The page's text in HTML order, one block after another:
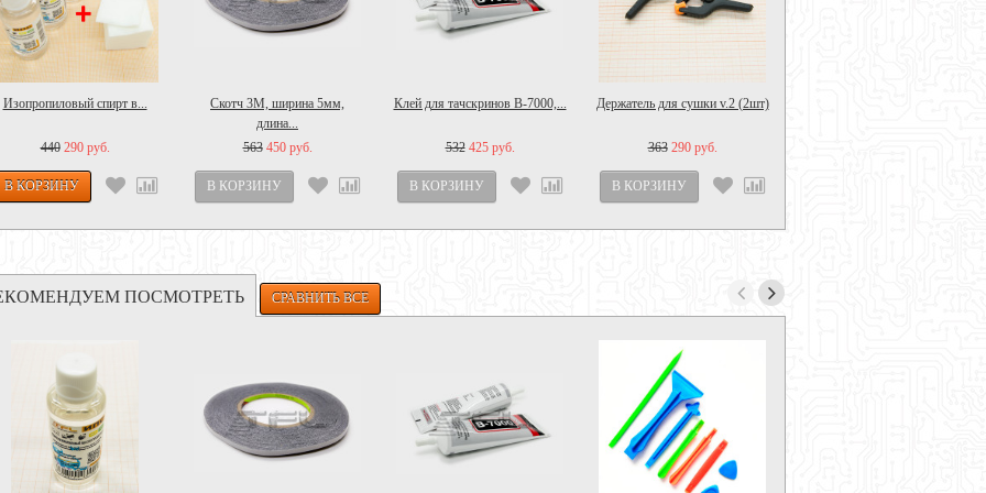
Изопропиловый спирт в...
440 290 руб.
Скотч 3M, ширина 5мм,
длина...
563 450 руб.
Клей для тачскринов B-7000,...
532 425 руб.
Держатель для сушки v.2 (2шт)
363 290 руб.
ПОСМОТРЕТЬ